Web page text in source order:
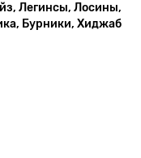
Легинсы, Лосины,
Бурники, Хиджаб